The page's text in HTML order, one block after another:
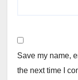
Save my name,
the next time I